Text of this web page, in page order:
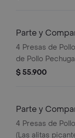
Parte y
4 Presas de
de Pollo
Pequeñas + 1
$ 55.900
Parte y
4 Presas de
(Las alitas